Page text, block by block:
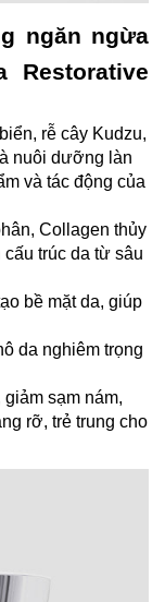
ngăn ngừa
Restorative
rễ cây Kudzu,
nuôi dưỡng làn
và tác động của
Collagen thủy
trúc da từ sâu
bề mặt da, giúp
da nghiêm trọng
sạm nám,
rỡ, trẻ trung cho